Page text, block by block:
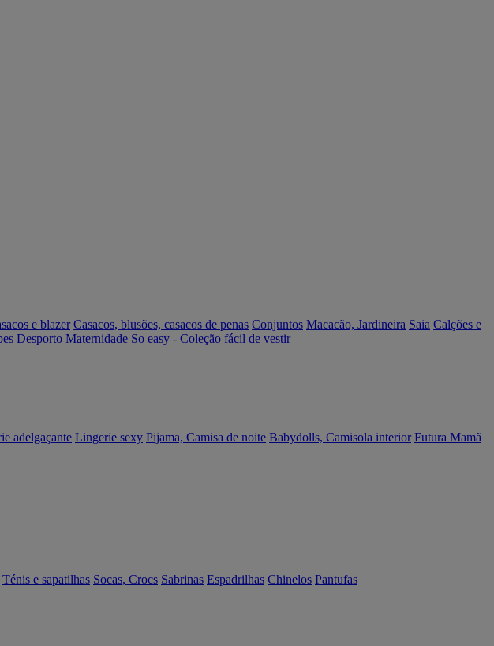
e blazer Casacos, blusões, casacos de penas Conjuntos Macacão, Jardineira Saia Calções e
Desporto Maternidade So easy - Coleção fácil de vestir
adelgaçante Lingerie sexy Pijama, Camisa de noite Babydolls, Camisola interior Futura Mamã
Ténis e sapatilhas Socas, Crocs Sabrinas Espadrilhas Chinelos Pantufas